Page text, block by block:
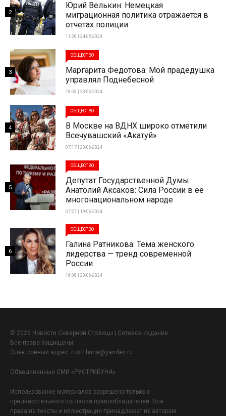
Юрий Велькин: Немецкая
миграционная политика отражается в
отчетах полиции
11:26 | 24-05-2024
2
ОБЩЕСТВО
Маргарита Федотова: Мой прадедушка
управлял Поднебесной
18:03 | 23-06-2024
3
ОБЩЕСТВО
В Москве на ВДНХ широко отметили
Всечувашский «Акатуй»
07:17 | 20-06-2024
4
ОБЩЕСТВО
Депутат Государственной Думы
Анатолий Аксаков: Сила России в ее
многонациональном народе
07:27 | 19-06-2024
5
ОБЩЕСТВО
Галина Ратникова: Тема женского
лидерства — тренд современной
России
16:36 | 23-06-2024
6
© 2026 Новости Северной Столицы | Сетевое издание.
Все права защищены.
Электронный адрес: rustribuna@yandex.ru
Объединенные СМИ «РУСТРИБУНА»
Использование материалов разрешено только с
предварительного согласия правообладателей. Все
права на тексты и иллюстрации принадлежат их авторам.